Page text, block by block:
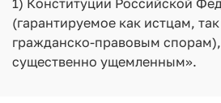
1) Конституции Российской
(гарантируемое как истцам,
гражданско-правовым
существенно ущемленным».